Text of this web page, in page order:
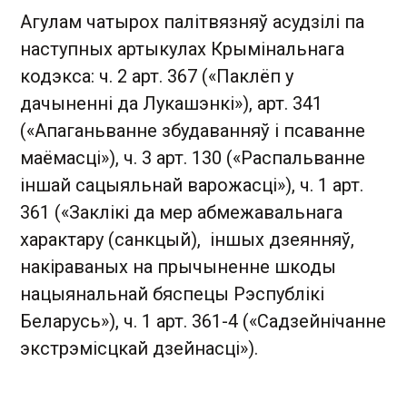
Агулам чатырох палітвязняў асудзілі па
наступных артыкулах Крымінальнага
кодэкса: ч. 2 арт. 367 («Паклёп у
дачыненні да Лукашэнкі»), арт. 341
(«Апаганьванне збудаванняў і псаванне
маёмасці»), ч. 3 арт. 130 («Распальванне
іншай сацыяльнай варожасці»), ч. 1 арт.
361 («Заклікі да мер абмежавальнага
характару (санкцый), іншых дзеянняў,
накіраваных на прычыненне шкоды
нацыянальнай бяспецы Рэспублікі
Беларусь»), ч. 1 арт. 361-4 («Садзейнічанне
экстрэмісцкай дзейнасці»).